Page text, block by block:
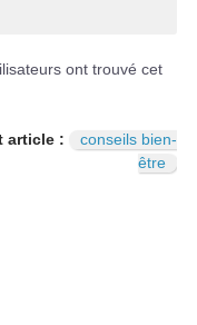
ont trouvé cet
article :
conseils bien-
être